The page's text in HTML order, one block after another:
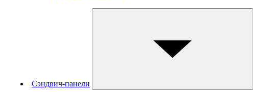
Сэндвич-панели